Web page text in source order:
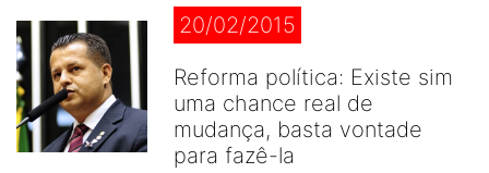
20/02/2015
Reforma política: Existe sim
uma chance real de
mudança, basta vontade
para fazê-la